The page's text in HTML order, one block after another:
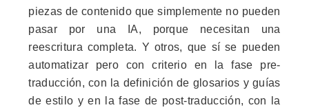
piezas de contenido que simplemente no pueden
pasar por una IA, porque necesitan una
reescritura completa. Y otros, que sí se pueden
automatizar pero con criterio en la fase pre-
traducción, con la definición de glosarios y guías
de estilo y en la fase de post-traducción, con la